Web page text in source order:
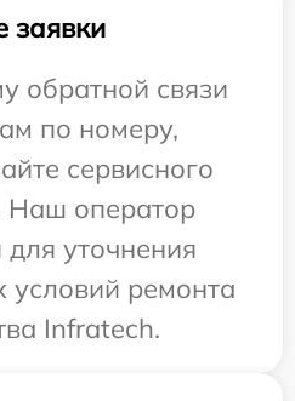
заявки
обратной связи
по номеру,
сервисного
Наш оператор
уточнения
условий ремонта
Infratech.